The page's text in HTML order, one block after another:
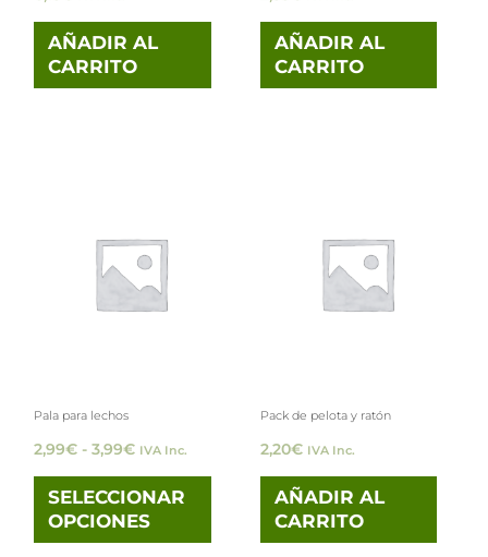
AÑADIR AL
CARRITO
AÑADIR AL
CARRITO
Pala para lechos
2,99€ - 3,99€
desde
2,99€
hasta
3,99€
IVA Inc.
SELECCIONAR
OPCIONES
pueden
Pack de pelota y ratón
2,20€ IVA Inc.
AÑADIR AL
CARRITO